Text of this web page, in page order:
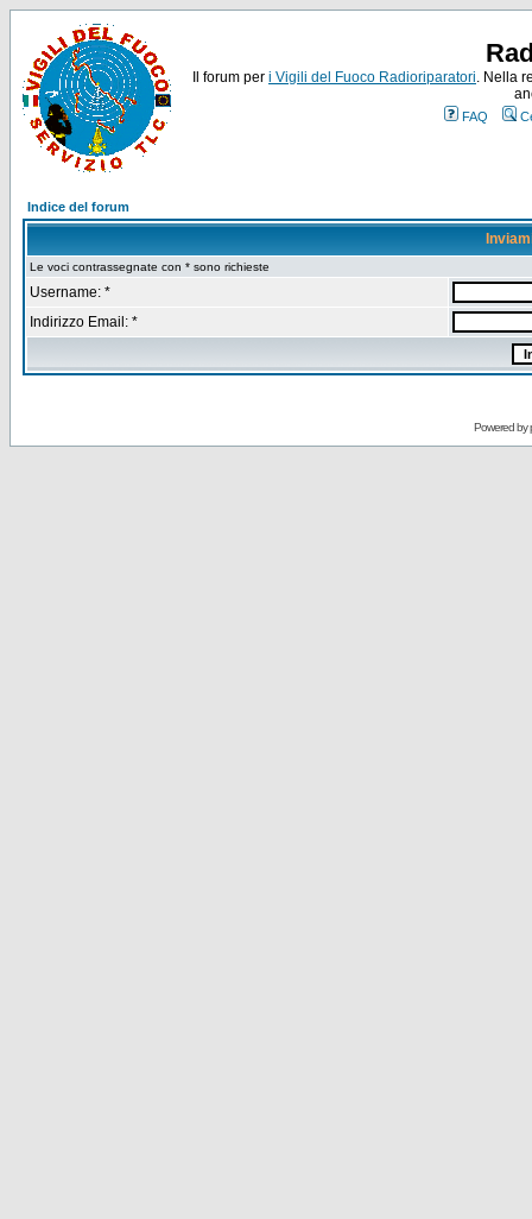
Il forum per i Vigili del Fuoco Radioriparatori. Nella
FAQ
Indice del forum
Le voci contrassegnate con * sono richieste
Username: *
Indirizzo Email: *
Powered by